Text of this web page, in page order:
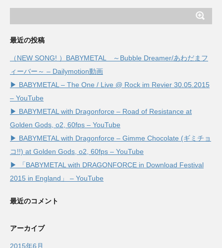
最近の投稿
（NEW SONG! ）BABYMETAL ～Bubble Dreamer/あわだまフ
ィーバー～ – Dailymotion動画
▶ BABYMETAL – The One / Live @ Rock im Revier 30.05.2015
– YouTube
▶ BABYMETAL with Dragonforce – Road of Resistance at
Golden Gods, o2, 60fps – YouTube
▶ BABYMETAL with Dragonforce – Gimme Chocolate (ギミチョ
コ!!) at Golden Gods, o2, 60fps – YouTube
▶ 「BABYMETAL with DRAGONFORCE in Download Festival
2015 in England」 – YouTube
最近のコメント
アーカイブ
2015年6月